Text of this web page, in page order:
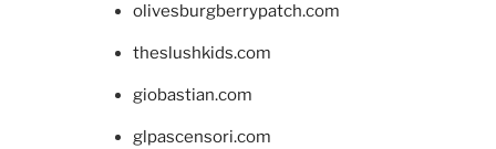
olivesburgberrypatch.com
theslushkids.com
giobastian.com
glpascensori.com